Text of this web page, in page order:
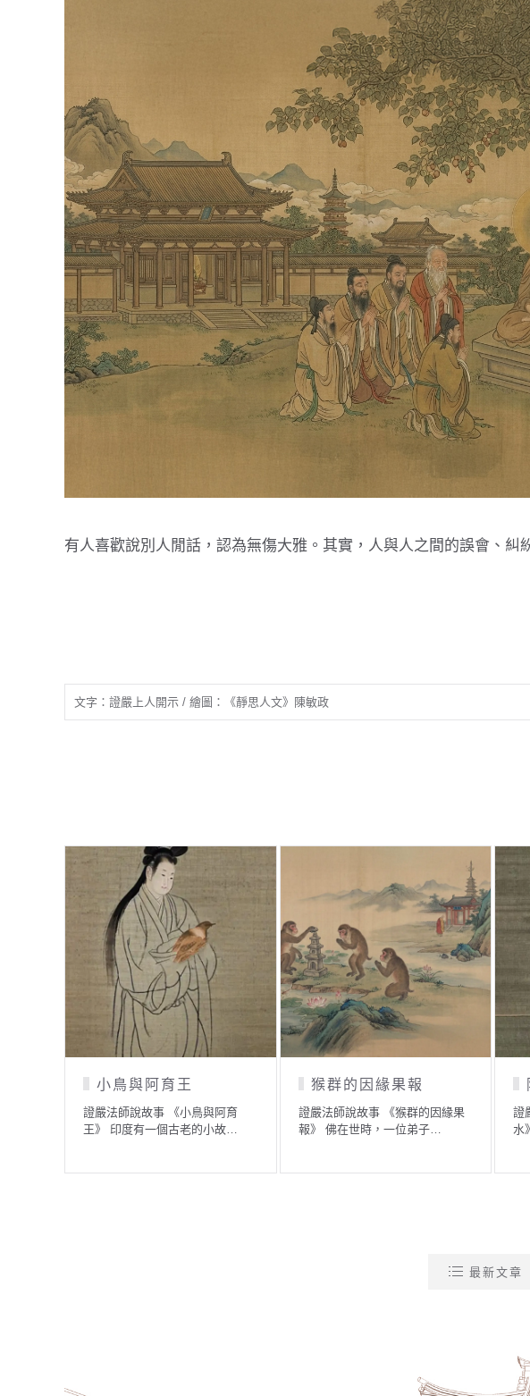
有人喜歡說別人閒話，認為無傷大雅。其實，人與人之間的誤會、
文字：證嚴上人開示 / 繪圖：《靜思人文》陳敏政
賞劍師的鼻子
證嚴法師說故事 《賞劍師的鼻
子》 僑薩羅國的國王有種特別的
因愛生恨毀前程
證嚴法師說故事 《因愛生恨，毀
前程》 佛世時，有一戶人…
最新文章